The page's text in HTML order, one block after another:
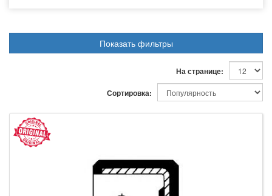
Показать фильтры
На странице:
Сортировка: